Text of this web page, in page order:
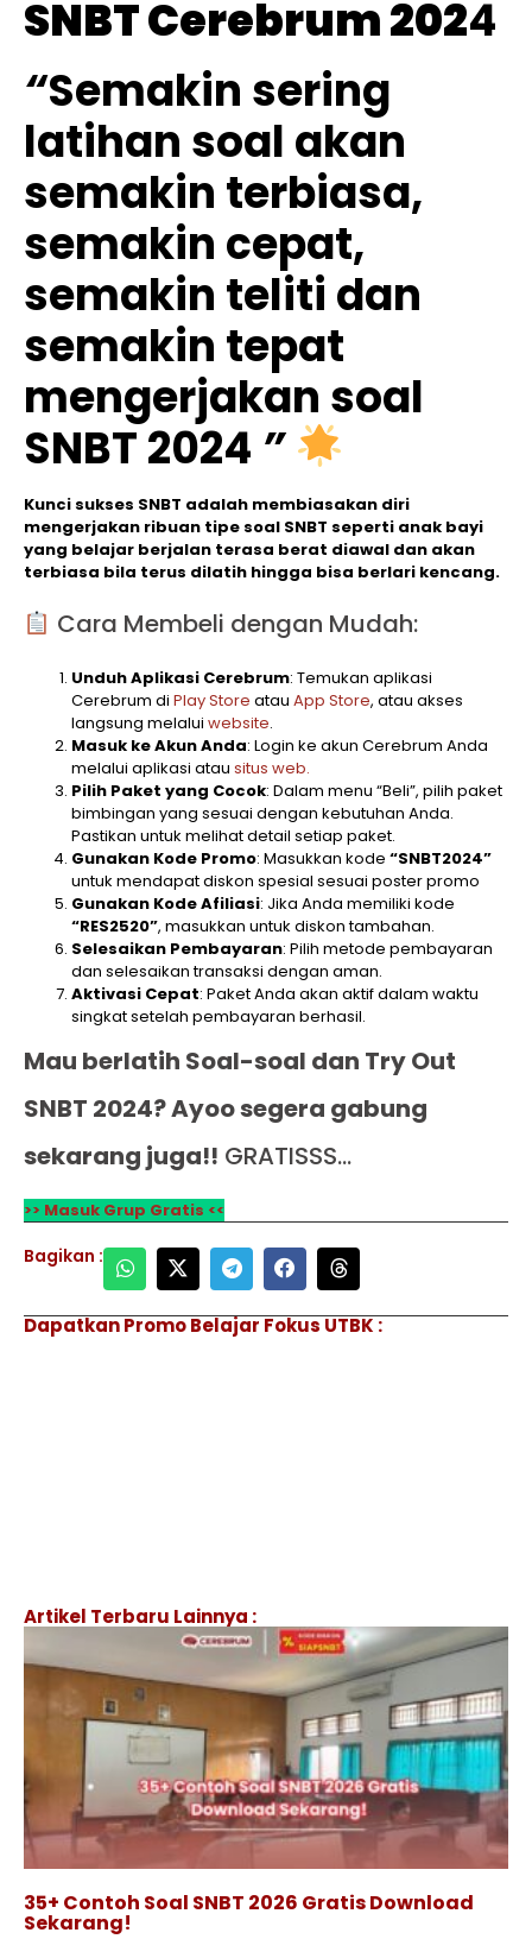
SNBT Cerebrum 2024
“Semakin sering
latihan soal akan
semakin terbiasa,
semakin cepat,
semakin teliti dan
semakin tepat
mengerjakan soal
SNBT 2024 ”
Kunci sukses SNBT adalah membiasakan diri
mengerjakan ribuan tipe soal SNBT seperti anak bayi
yang belajar berjalan terasa berat diawal dan akan
terbiasa bila terus dilatih hingga bisa berlari kencang.
Cara Membeli dengan Mudah:
Unduh Aplikasi Cerebrum: Temukan aplikasi
Cerebrum di Play Store atau App Store, atau akses
langsung melalui website.
Masuk ke Akun Anda: Login ke akun Cerebrum Anda
melalui aplikasi atau situs web.
Pilih Paket yang Cocok: Dalam menu “Beli”, pilih paket
bimbingan yang sesuai dengan kebutuhan Anda.
Pastikan untuk melihat detail setiap paket.
Gunakan Kode Promo: Masukkan kode “SNBT2024”
untuk mendapat diskon spesial sesuai poster promo
Gunakan Kode Afiliasi: Jika Anda memiliki kode
“RES2520”, masukkan untuk diskon tambahan.
Selesaikan Pembayaran: Pilih metode pembayaran
dan selesaikan transaksi dengan aman.
Aktivasi Cepat: Paket Anda akan aktif dalam waktu
singkat setelah pembayaran berhasil.
Mau berlatih Soal-soal dan Try Out
SNBT 2024? Ayoo segera gabung
sekarang juga!! GRATISSS…
>> Masuk Grup Gratis <<
Bagikan :
Dapatkan Promo Belajar Fokus UTBK :
Artikel Terbaru Lainnya :
35+ Contoh Soal SNBT 2026 Gratis Download
Sekarang!